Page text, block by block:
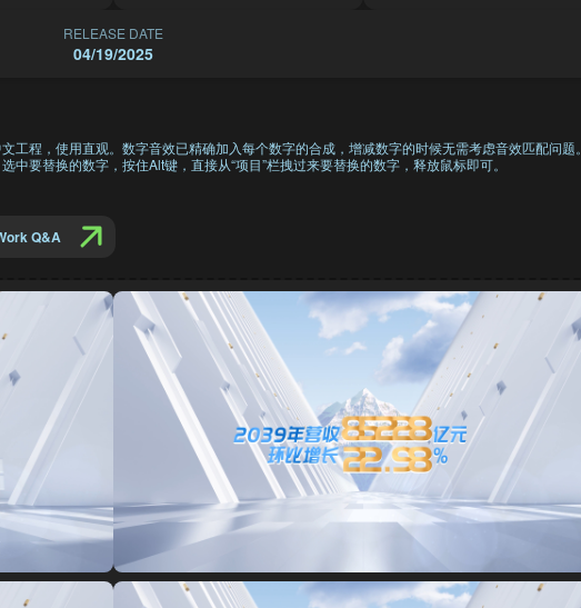
RELEASE DATE
04/19/2025
工程，使用直观。数字音效已精确加入每个数字的合成，增减数字的时候无需考虑音效匹配问题。
要替换的数字，按住Alt键，直接从“项目”栏拽过来要替换的数字，释放鼠标即可。
Q&A